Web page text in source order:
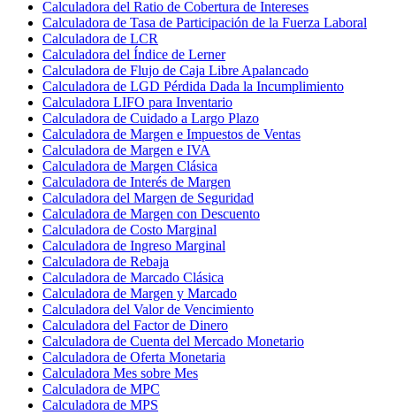
Calculadora del Ratio de Cobertura de Intereses
Calculadora de Tasa de Participación de la Fuerza Laboral
Calculadora de LCR
Calculadora del Índice de Lerner
Calculadora de Flujo de Caja Libre Apalancado
Calculadora de LGD Pérdida Dada la Incumplimiento
Calculadora LIFO para Inventario
Calculadora de Cuidado a Largo Plazo
Calculadora de Margen e Impuestos de Ventas
Calculadora de Margen e IVA
Calculadora de Margen Clásica
Calculadora de Interés de Margen
Calculadora del Margen de Seguridad
Calculadora de Margen con Descuento
Calculadora de Costo Marginal
Calculadora de Ingreso Marginal
Calculadora de Rebaja
Calculadora de Marcado Clásica
Calculadora de Margen y Marcado
Calculadora del Valor de Vencimiento
Calculadora del Factor de Dinero
Calculadora de Cuenta del Mercado Monetario
Calculadora de Oferta Monetaria
Calculadora Mes sobre Mes
Calculadora de MPC
Calculadora de MPS